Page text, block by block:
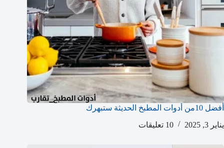
أفضل 10من أدوات المطبخ الحديثة ستبهرك
يناير 3, 2025
10 تعليقات